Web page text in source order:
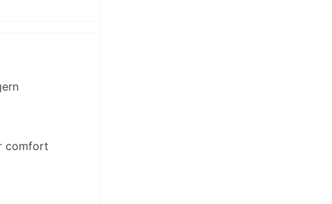
comfort